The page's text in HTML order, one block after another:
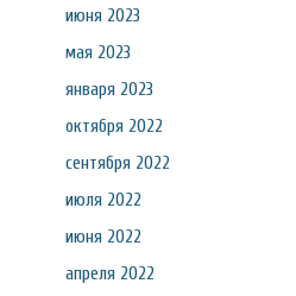
июня 2023
мая 2023
января 2023
октября 2022
сентября 2022
июля 2022
июня 2022
апреля 2022